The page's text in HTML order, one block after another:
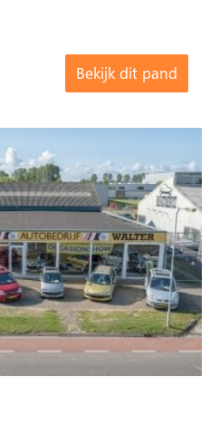
Bekijk dit pand